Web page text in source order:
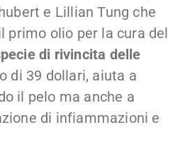
e Lillian Tung che
primo olio per la cura del
di rivincita delle
di 39 dollari, aiuta a
il pelo ma anche a
di infiammazioni e